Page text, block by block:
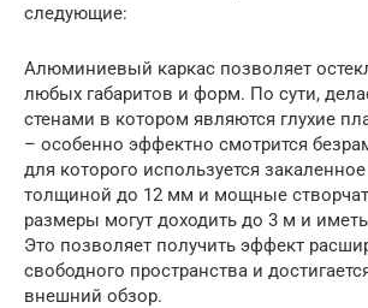
следующие:
Алюминиевый каркас позволяет
любых габаритов и форм. По сути,
стенами в котором являются глухие
– особенно эффектно смотрится
для которого используется закаленное
толщиной до 12 мм и мощные
размеры могут доходить до 3 м и
Это позволяет получить эффект
свободного пространства и
внешний обзор.